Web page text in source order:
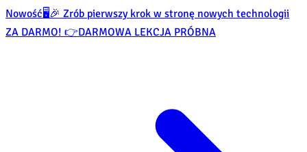
Nowość🖥️🎉 Zrób pierwszy krok w stronę nowych technologii
ZA DARMO! 👉DARMOWA LEKCJA PRÓBNA